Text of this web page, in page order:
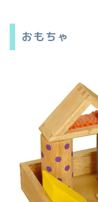
おもちゃ